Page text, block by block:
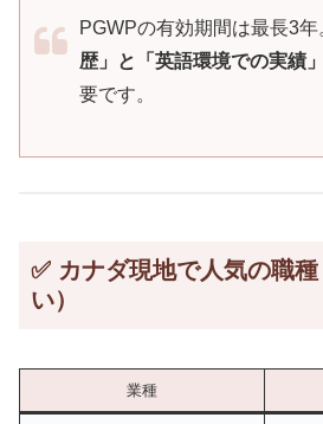
PGWPの有効期間は最長3年
歴」と「英語環境での実績
要です。
✅ カナダ現地で人気の職
い）
業種